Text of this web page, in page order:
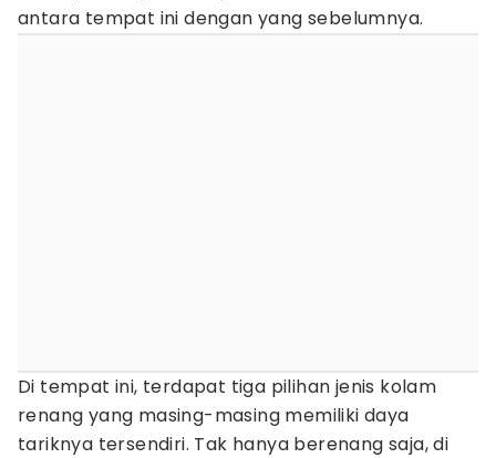
antara tempat ini dengan yang sebelumnya.
Di tempat ini, terdapat tiga pilihan jenis kolam
renang yang masing-masing memiliki daya
tariknya tersendiri. Tak hanya berenang saja, di